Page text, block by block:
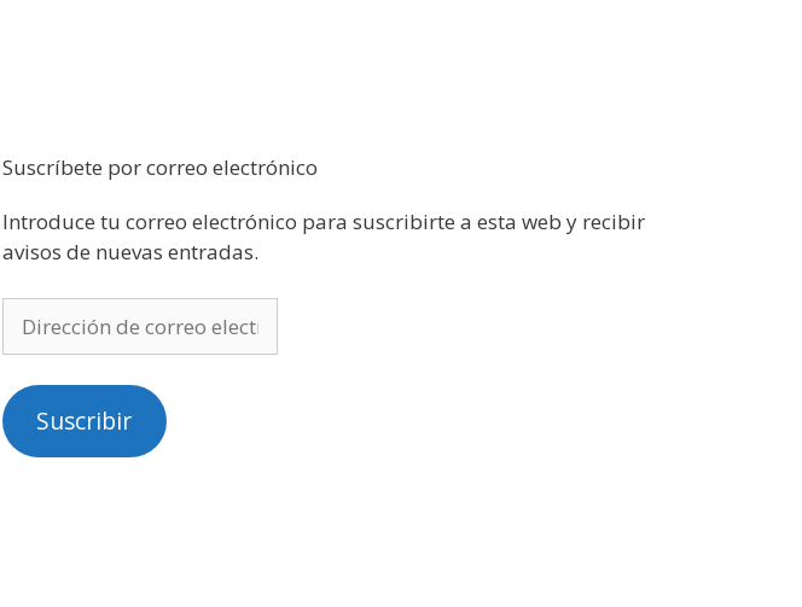
Suscríbete por correo electrónico
Introduce tu correo electrónico para suscribirte a esta web y recibir
avisos de nuevas entradas.
Suscribir